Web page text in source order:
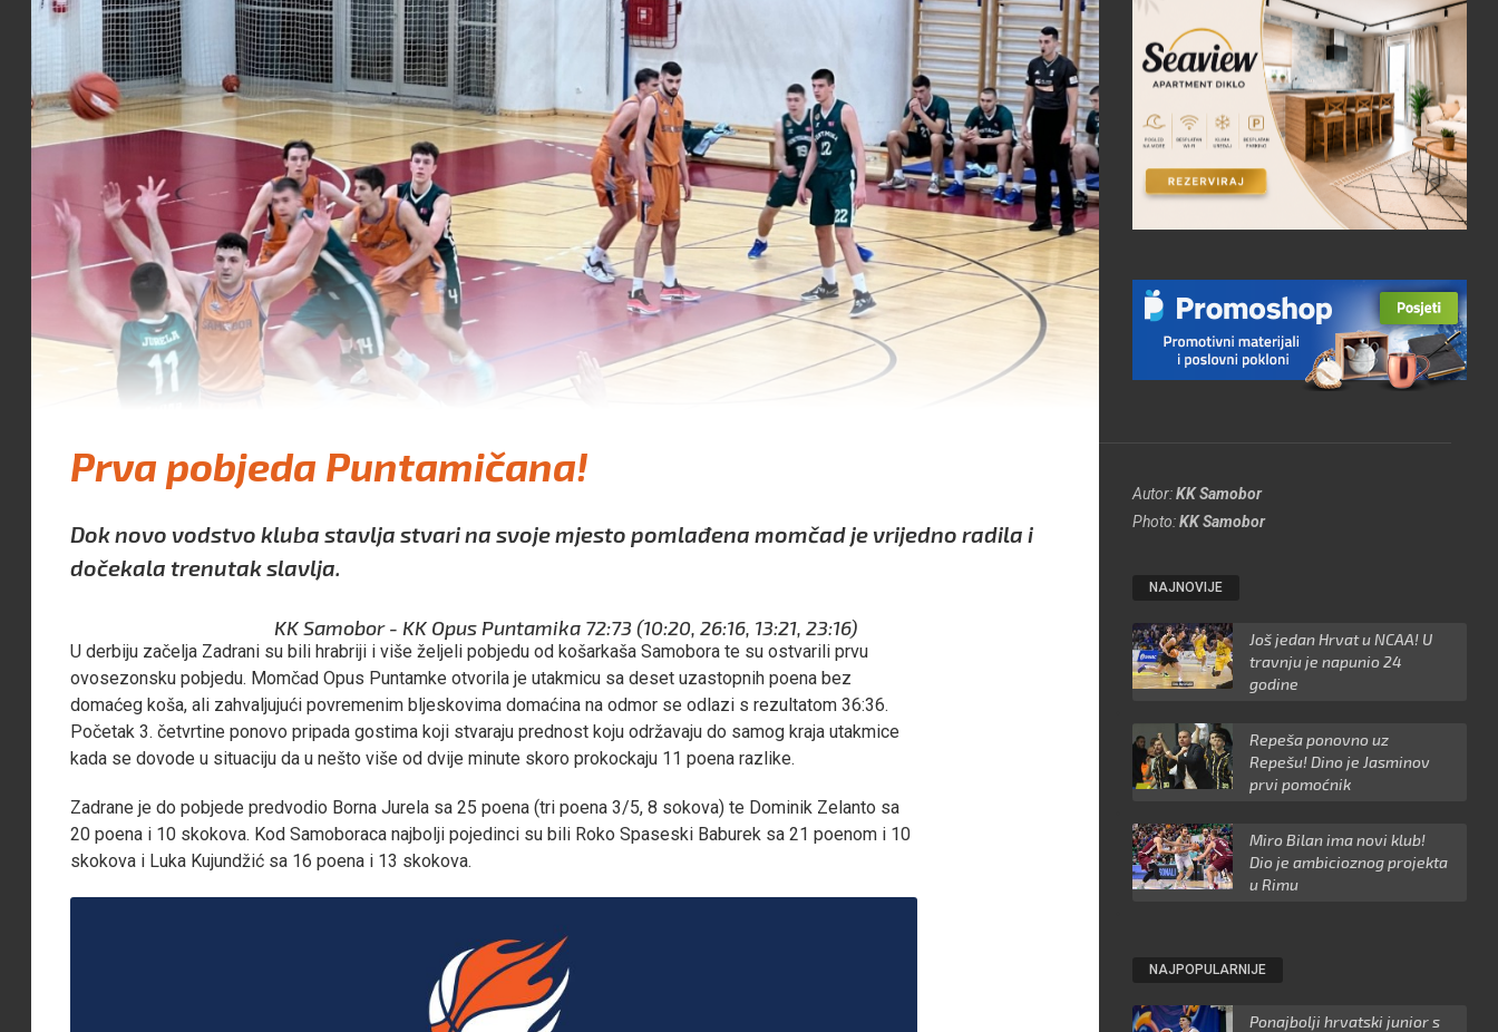
Prva pobjeda Puntamičana!
Autor:KK Samobor
Photo:KK Samobor
Dok novo vodstvo kluba stavlja stvari na svoje mjesto pomlađena momčad je vrijedno radila i
dočekala trenutak slavlja.
KK Samobor - KK Opus Puntamika 72:73 (10:20, 26:16, 13:21, 23:16)
U derbiju začelja Zadrani su bili hrabriji i više željeli pobjedu od košarkaša Samobora te su ostvarili prvu
ovosezonsku pobjedu. Momčad Opus Puntamke otvorila je utakmicu sa deset uzastopnih poena bez
domaćeg koša, ali zahvaljujući povremenim bljeskovima domaćina na odmor se odlazi s rezultatom 36:36.
Početak 3. četvrtine ponovo pripada gostima koji stvaraju prednost koju održavaju do samog kraja utakmice
kada se dovode u situaciju da u nešto više od dvije minute skoro prokockaju 11 poena razlike.
Zadrane je do pobjede predvodio Borna Jurela sa 25 poena (tri poena 3/5, 8 sokova) te Dominik Zelanto sa
20 poena i 10 skokova. Kod Samoboraca najbolji pojedinci su bili Roko Spaseski Baburek sa 21 poenom i 10
skokova i Luka Kujundžić sa 16 poena i 13 skokova.
NAJNOVIJE
Još jedan Hrvat u NCAA! U
travnju je napunio 24
godine
Repeša ponovno uz
Repešu! Dino je Jasminov
prvi pomoćnik
Miro Bilan ima novi klub!
Dio je ambicioznog projekta
u Rimu
NAJPOPULARNIJE
Ponajbolji hrvatski junior s